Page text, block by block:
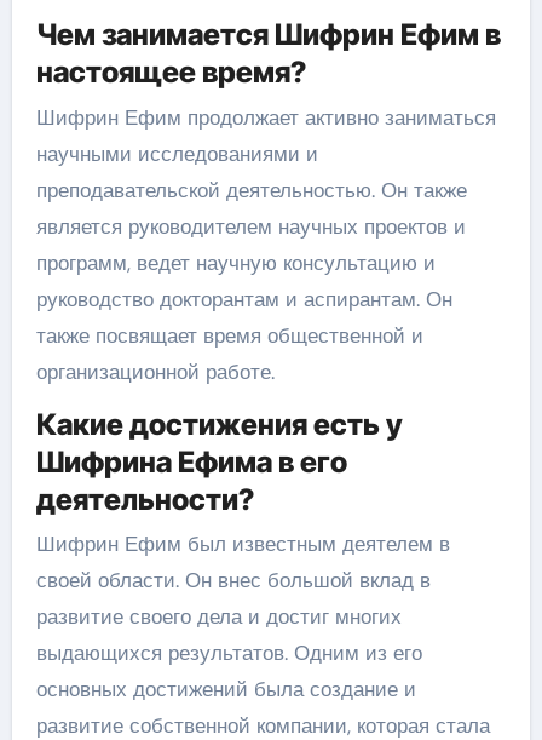
Чем занимается Шифрин Ефим в
настоящее время?
Шифрин Ефим продолжает активно заниматься
научными исследованиями и
преподавательской деятельностью. Он также
является руководителем научных проектов и
программ, ведет научную консультацию и
руководство докторантам и аспирантам. Он
также посвящает время общественной и
организационной работе.
Какие достижения есть у
Шифрина Ефима в его
деятельности?
Шифрин Ефим был известным деятелем в
своей области. Он внес большой вклад в
развитие своего дела и достиг многих
выдающихся результатов. Одним из его
основных достижений была создание и
развитие собственной компании, которая стала